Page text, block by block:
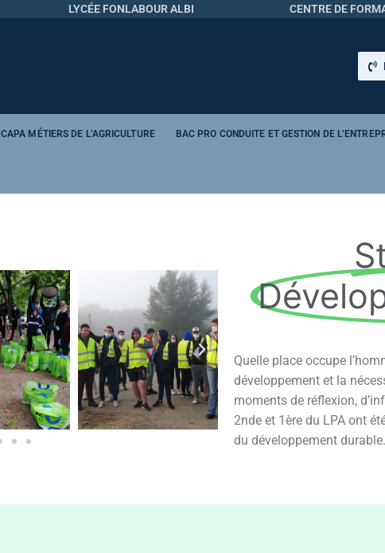
LYCÉE FONLABOUR ALBI CENTRE DE
CAPA MÉTIERS DE L’AGRICULTURE BAC PRO CONDUITE ET GESTION DE
Quelle place occupe
développement et la
moments de réflexion,
2nde et 1ère du LPA ont
du développement durable.